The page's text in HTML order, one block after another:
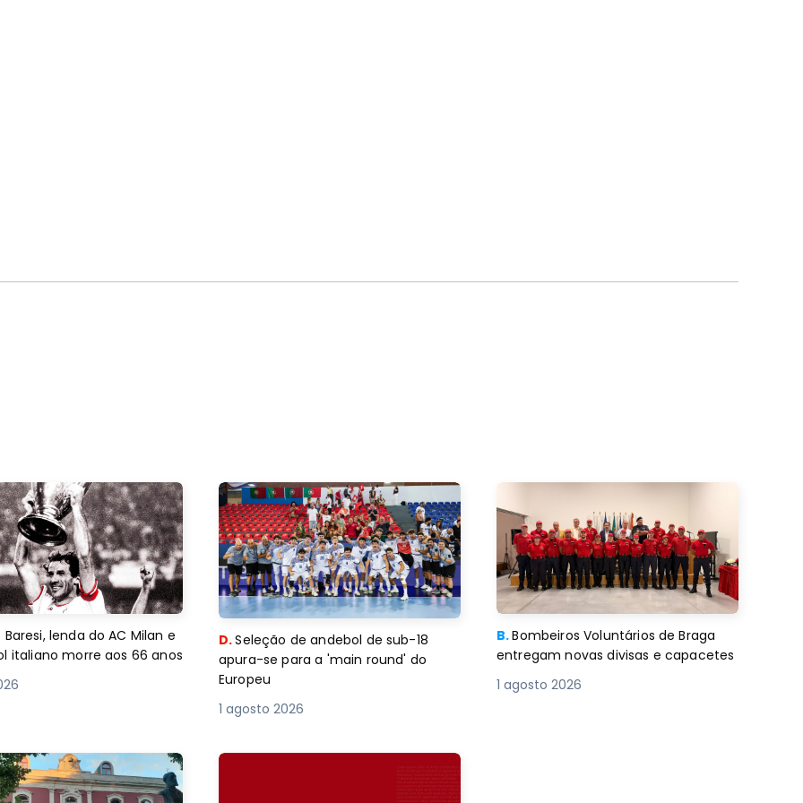
Baresi, lenda do AC Milan e
italiano morre aos 66 anos
D.Seleção de andebol de sub-18
apura-se para a 'main round' do
Europeu
1 agosto 2026
B.Bombeiros Voluntários de Braga
entregam novas divisas e capacetes
1 agosto 2026